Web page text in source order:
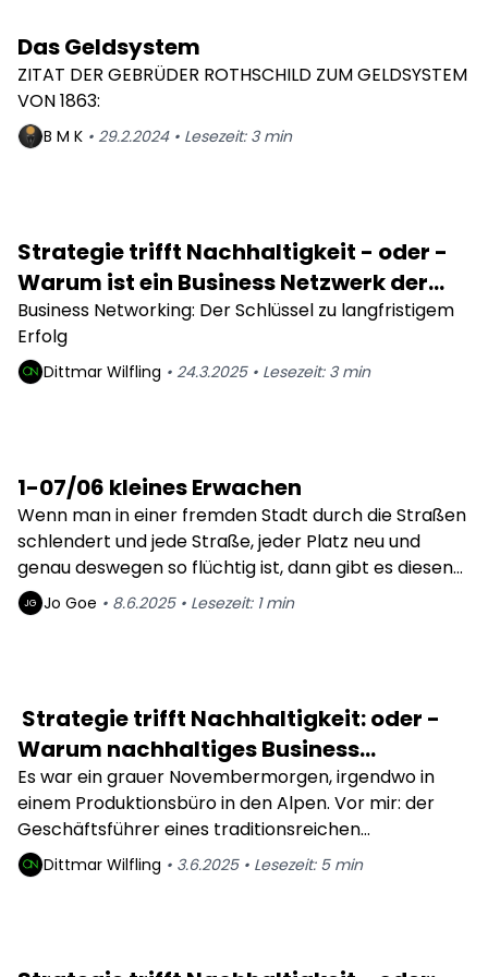
Das Geldsystem
ZITAT DER GEBRÜDER ROTHSCHILD ZUM GELDSYSTEM
VON 1863:
B M K • 29.2.2024• Lesezeit: 3min
Strategie trifft Nachhaltigkeit - oder -
Warum ist ein Business Netzwerk der
schlüssel zum Nachhaltigen Erfolg
Business Networking: Der Schlüssel zu langfristigem
Erfolg
Dittmar Wilfling • 24.3.2025• Lesezeit: 3min
1-07/06 kleines Erwachen
Wenn man in einer fremden Stadt durch die Straßen
schlendert und jede Straße, jeder Platz neu und
genau deswegen so flüchtig ist, dann gibt es diesen
Moment in dem man aus einer neuen Richtung
wieder auf einen altbekannten Weg zurückfindet -
JG Jo Goe • 8.6.2025• Lesezeit: 1min
Strategie trifft Nachhaltigkeit: oder -
Warum nachhaltiges Business
Development für KMUs zur
Überlebensstrategie wird
Es war ein grauer Novembermorgen, irgendwo in
einem Produktionsbüro in den Alpen. Vor mir: der
Geschäftsführer eines traditionsreichen
Sportartikelunternehmens, seit Generationen
familiengeführt. Wir sprachen über kreislauffähige
Dittmar Wilfling • 3.6.2025• Lesezeit: 5min